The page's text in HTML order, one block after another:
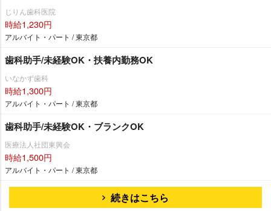
じりん歯科医院
時給1,230円
アルバイト・パート / 東京都
歯科助手/未経験OK・扶養内勤務OK
いなかず歯科
時給1,300円
アルバイト・パート / 東京都
歯科助手/未経験OK・ブランクOK
医療法人社団東興会
時給1,500円
アルバイト・パート / 東京都
続きはこちら